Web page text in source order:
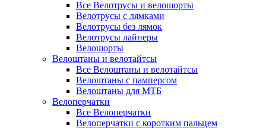
Все Велотрусы и велошорты
Велотрусы с лямками
Велотрусы без лямок
Велотрусы лайнеры
Велошорты
Велоштаны и велотайтсы
Все Велоштаны и велотайтсы
Велоштаны с памперсом
Велоштаны для МТБ
Велоперчатки
Все Велоперчатки
Велоперчатки с коротким пальцем